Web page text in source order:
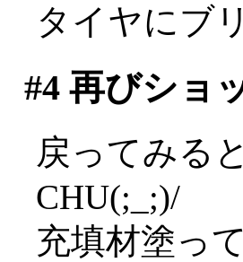
タイヤにブ
#4再びショ
戻ってみる
CHU(;_;)/
充填材塗っ